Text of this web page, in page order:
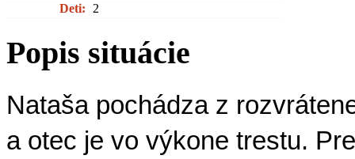
Deti:
2
Popis situácie
Nataša pochádza z
a otec je vo výkone trestu.